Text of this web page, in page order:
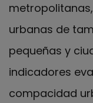
urbanas de
pequeñas y
indicadores
compacidad